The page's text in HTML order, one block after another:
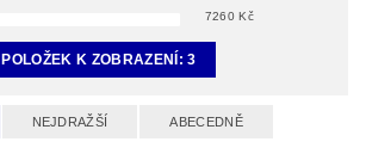
7260 Kč
POLOŽEK K ZOBRAZENÍ:3
NEJDRAŽŠÍ ABECEDNĚ